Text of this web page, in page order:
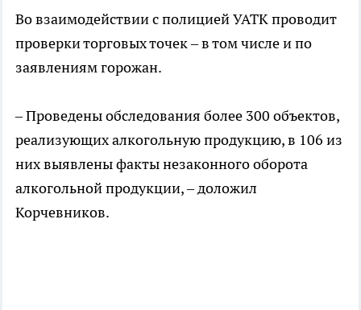
Во взаимодействии с полицией УАТК проводит
проверки торговых точек – в том числе и по
заявлениям горожан.
– Проведены обследования более 300 объектов,
реализующих алкогольную продукцию, в 106 из
них выявлены факты незаконного оборота
алкогольной продукции, – доложил
Корчевников.